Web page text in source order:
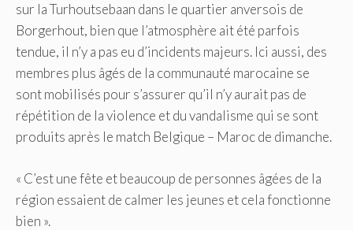
sur la Turhoutsebaan dans le quartier anversois de
Borgerhout, bien que l’atmosphère ait été parfois
tendue, il n’y a pas eu d’incidents majeurs. Ici aussi, des
membres plus âgés de la communauté marocaine se
sont mobilisés pour s’assurer qu’il n’y aurait pas de
répétition de la violence et du vandalisme qui se sont
produits après le match Belgique – Maroc de dimanche.
« C’est une fête et beaucoup de personnes âgées de la
région essaient de calmer les jeunes et cela fonctionne
bien ».